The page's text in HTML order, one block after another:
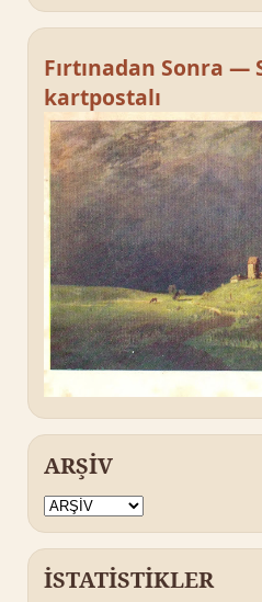
Fırtınadan Sonra —
kartpostalı
ARŞİV
İSTATİSTİKLER